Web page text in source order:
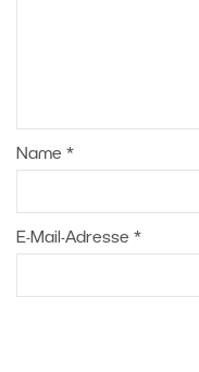
Name *
E-Mail-Adresse *